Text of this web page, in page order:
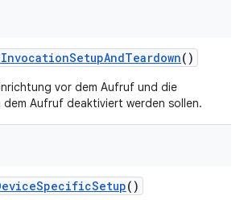
InvocationSetupAndTeardown()
vor dem Aufruf und die
dem Aufruf deaktiviert werden sollen.
SpecificSetup()